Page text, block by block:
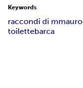
Keywords
raccondi di m
toilettebarca